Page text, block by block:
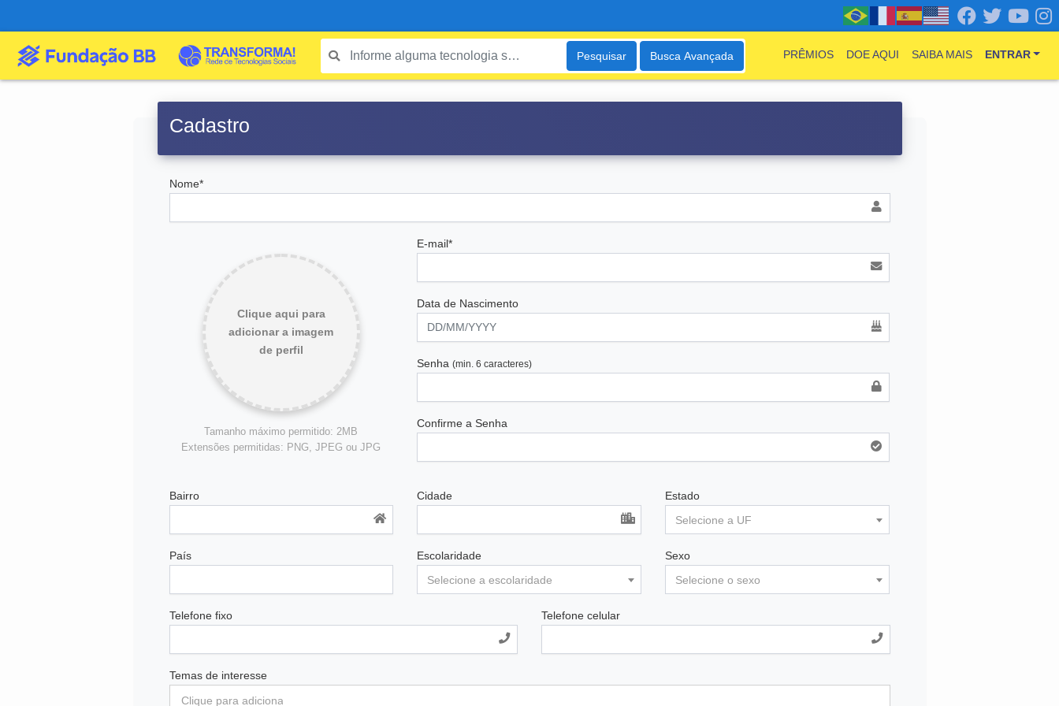
Pesquisar Busca Avançada PRÊMIOS DOE AQUI SAIBA MAIS ENTRAR
Cadastro
Nome*
Clique aqui para
adicionar a imagem
de perfil
Tamanho máximo permitido: 2MB
Extensões permitidas: PNG, JPEG ou JPG
E-mail*
Data de Nascimento
Senha(min. 6 caracteres)
Confirme a Senha
Bairro Cidade
Estado
Selecione a UF
País
Escolaridade
Selecione a escolaridade
Sexo
Selecione o sexo
Telefone fixo Telefone celular
Temas de interesse